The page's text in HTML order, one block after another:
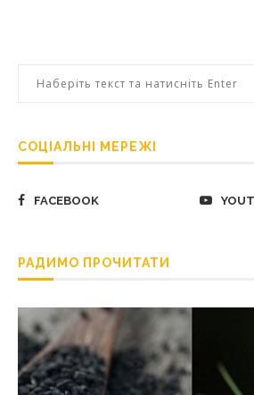
СОЦІАЛЬНІ МЕРЕЖІ
FACEBOOK
РАДИМО ПРОЧИТАТИ